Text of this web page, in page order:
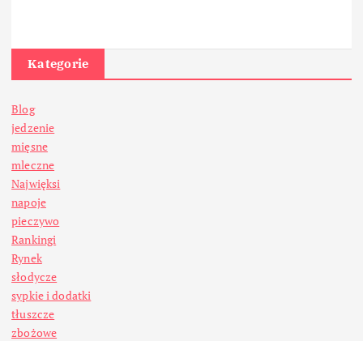
Kategorie
Blog
jedzenie
mięsne
mleczne
Najwięksi
napoje
pieczywo
Rankingi
Rynek
słodycze
sypkie i dodatki
tłuszcze
zbożowe